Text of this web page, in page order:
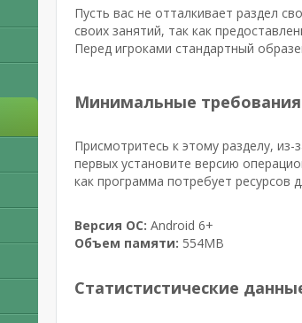
Пусть вас не отталкивает раздел
своих занятий, так как
Перед игроками стандартный
Минимальные
Присмотритесь к этому разделу,
первых установите версию
как программа потребует ресурсов
Версия ОС: Android 6+
Объем памяти: 554MB
Статистистические